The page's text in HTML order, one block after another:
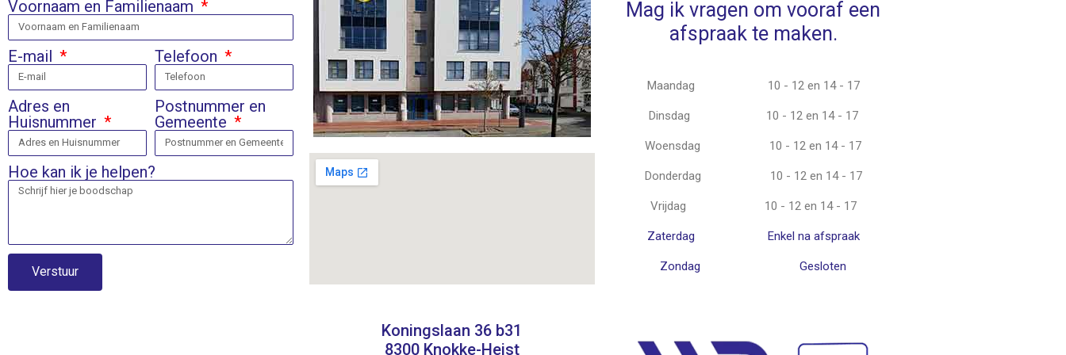
Voornaam en Familienaam
E-mail Telefoon
Adres en
Huisnummer
Postnummer en
Gemeente
Hoe kan ik je helpen?
Verstuur
Mag ik vragen om vooraf een
afspraak te maken.
Maandag 10 - 12 en 14 - 17
Dinsdag 10 - 12 en 14 - 17
Woensdag 10 - 12 en 14 - 17
Donderdag 10 - 12 en 14 - 17
Vrijdag 10 - 12 en 14 - 17
Zaterdag Enkel na afspraak
Zondag Gesloten
Koningslaan 36 b31
8300 Knokke-Heist